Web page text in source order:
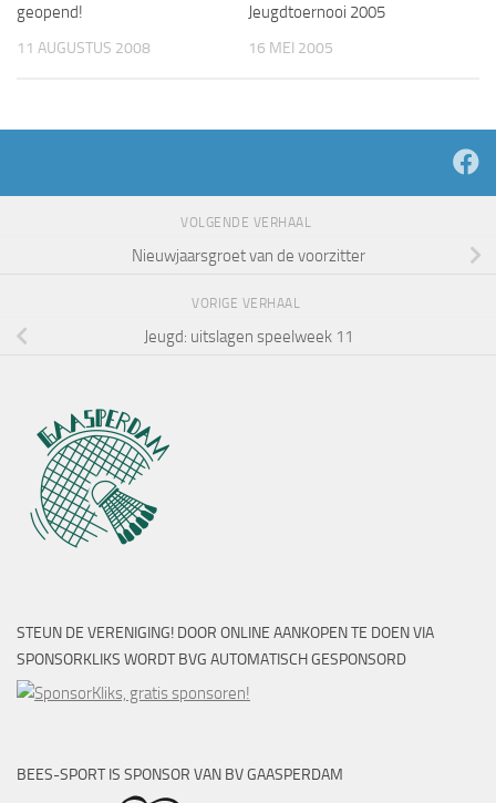
geopend!
11 AUGUSTUS 2008
Jeugdtoernooi 2005
16 MEI 2005
VOLGENDE VERHAAL
Nieuwjaarsgroet van de voorzitter
VORIGE VERHAAL
Jeugd: uitslagen speelweek 11
STEUN DE VERENIGING! DOOR ONLINE AANKOPEN TE DOEN VIA
SPONSORKLIKS WORDT BVG AUTOMATISCH GESPONSORD
BEES-SPORT IS SPONSOR VAN BV GAASPERDAM